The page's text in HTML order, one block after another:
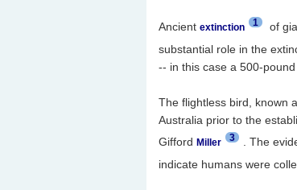
Ancient extinction 1
of
substantial role in the
-- in this case a 500-
The flightless bird, known
Australia prior to the
Gifford Miller 3
. The
indicate humans were